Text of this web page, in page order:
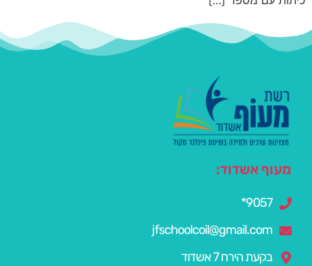
מעוף אשדוד:
9057*
jfschoolcoil@gmail.com
בקעת הירח 7 אשדוד